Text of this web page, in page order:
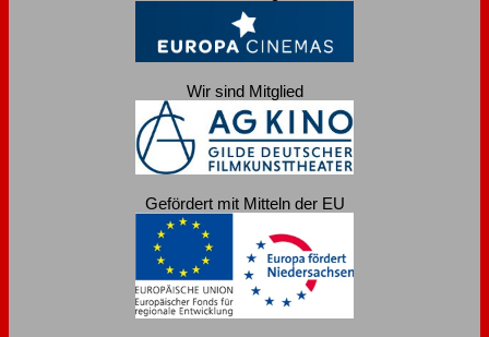
Wir sind Mitglied
Gefördert mit Mitteln der EU